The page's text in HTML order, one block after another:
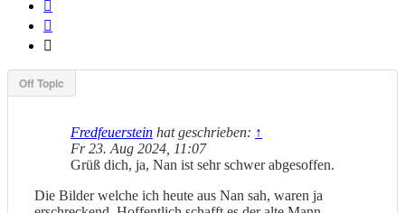
#56 Beitrag
vontom
Off Topic
Fredfeuerstein hat geschrieben: ↑
Fr 23. Aug 2024, 11:07
Grüß dich, ja, Nan ist sehr schwer abgesoffen.
Die Bilder welche ich heute aus Nan sah, waren ja